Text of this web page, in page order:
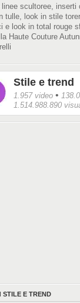
linee scultoree, inserti
tulle, look in stile
e look in total rouge
Haute Couture
Stile e trend
1.957 video •
1.514.988.890
STILE E TREND